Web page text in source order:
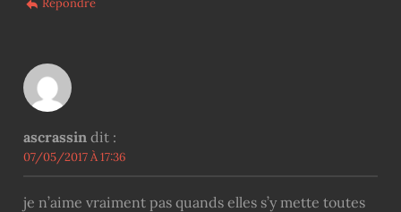
Répondre
ascrassin dit :
07/05/2017 À 17:36
je n’aime vraiment pas quands elles s’y mette toutes